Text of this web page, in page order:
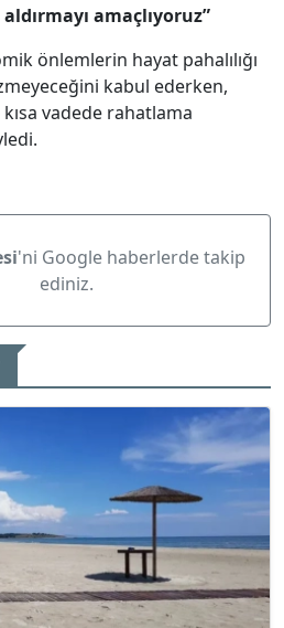
amaçlıyoruz”
önlemlerin hayat pahalılığı
kabul ederken,
vadede rahatlama
'ni Google haberlerde takip
ediniz.